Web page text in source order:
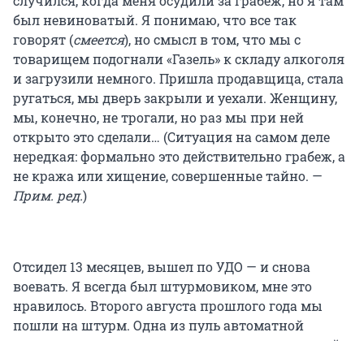
был невиноватый. Я понимаю, что все так
говорят (смеется), но смысл в том, что мы с
товарищем подогнали «Газель» к складу алкоголя
и загрузили немного. Пришла продавщица, стала
ругаться, мы дверь закрыли и уехали. Женщину,
мы, конечно, не трогали, но раз мы при ней
открыто это сделали… (Ситуация на самом деле
нередкая: формально это действительно грабеж, а
не кража или хищение, совершенные тайно. —
Прим. ред.)
Отсидел 13 месяцев, вышел по УДО — и снова
воевать. Я всегда был штурмовиком, мне это
нравилось. Второго августа прошлого года мы
пошли на штурм. Одна из пуль автоматной